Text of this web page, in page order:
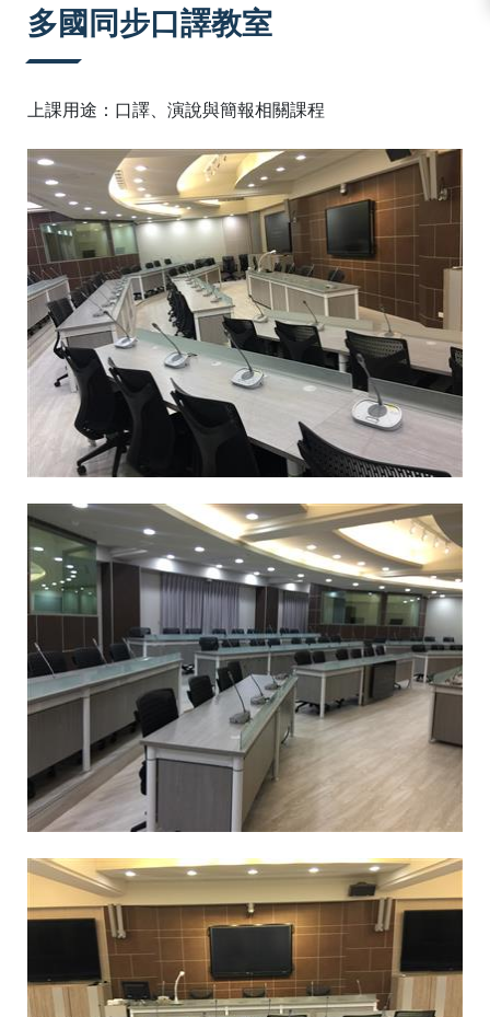
多國同步口譯教室
上課用途：口譯、演說與簡報相關課程